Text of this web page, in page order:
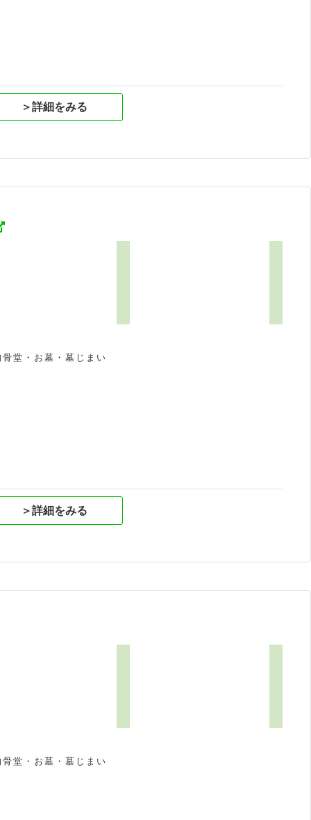
＞詳細をみる
堂・お墓・墓じまい
＞詳細をみる
堂・お墓・墓じまい